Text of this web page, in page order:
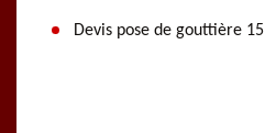
Devis pose de gouttière 15